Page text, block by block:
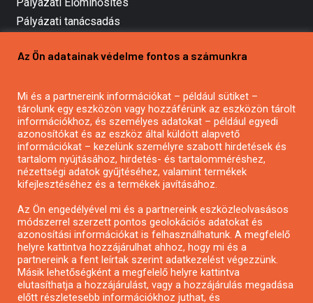
Pályázati tanácsadás
Mezőgazdasági pályázatírás
Pályázatírás civil szervezeteknek
Pályázatírás önkormányzatoknak
Pályázatfigyelés
Specifikus pályázatfigyelés vagy hírlevél
Pályázatok magánszemélyeknek
Pályázatok civil szervezeteknek
Pályázatok vállalkozásoknak
Az Ön adatainak védelme fontos a számunkra
Mi és a partnereink információkat – például sütiket –
tárolunk egy eszközön vagy hozzáférünk az eszközön tárolt
információkhoz, és személyes adatokat – például egyedi
azonosítókat és az eszköz által küldött alapvető
információkat – kezelünk személyre szabott hirdetések és
tartalom nyújtásához, hirdetés- és tartalomméréshez,
nézettségi adatok gyűjtéséhez, valamint termékek
kifejlesztéséhez és a termékek javításához.
Az Ön engedélyével mi és a partnereink eszközleolvasásos
módszerrel szerzett pontos geolokációs adatokat és
azonosítási információkat is felhasználhatunk. A megfelelő
helyre kattintva hozzájárulhat ahhoz, hogy mi és a
partnereink a fent leírtak szerint adatkezelést végezzünk.
Másik lehetőségként a megfelelő helyre kattintva
elutasíthatja a hozzájárulást, vagy a hozzájárulás megadása
előtt részletesebb információkhoz juthat, és